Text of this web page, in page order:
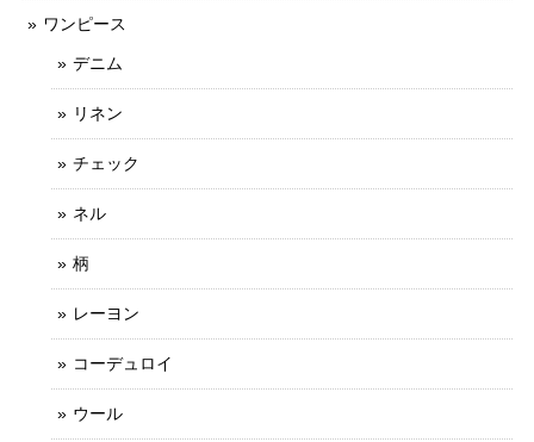
ワンピース
デニム
リネン
チェック
ネル
柄
レーヨン
コーデュロイ
ウール